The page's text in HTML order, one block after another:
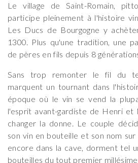
Le village de Saint-Romain,
participe pleinement à l'histoire
Les Ducs de Bourgogne y
1300. Plus qu'une tradition, une
de pères en fils depuis 8
Sans trop remonter le fil du
marquent un tournant dans
époque où le vin se vend la
l'esprit avant-gardiste de Henri et
changer la donne. Le couple
son vin en bouteille et son nom
encore dans la cave, dorment tel
bouteilles du tout premier